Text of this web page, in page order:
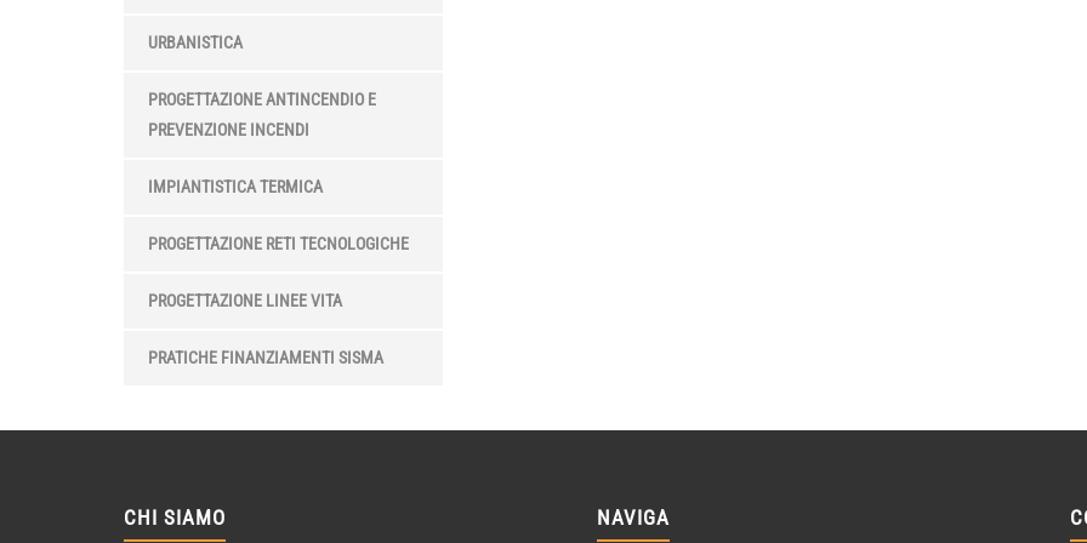
URBANISTICA
PROGETTAZIONE ANTINCENDIO E
PREVENZIONE INCENDI
IMPIANTISTICA TERMICA
PROGETTAZIONE RETI TECNOLOGICHE
PROGETTAZIONE LINEE VITA
PRATICHE FINANZIAMENTI SISMA
CHI SIAMO NAVIGA